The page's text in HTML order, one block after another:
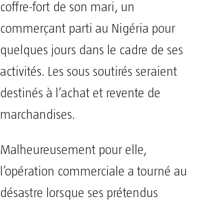
coffre-fort de son mari, un
commerçant parti au Nigéria pour
quelques jours dans le cadre de ses
activités. Les sous soutirés seraient
destinés à l’achat et revente de
marchandises.
Malheureusement pour elle,
l’opération commerciale a tourné au
désastre lorsque ses prétendus